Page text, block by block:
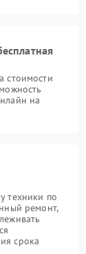
стоимости
на
техники по
ремонт,
срока